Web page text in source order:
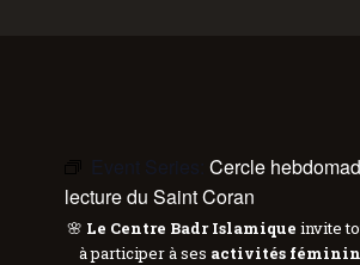
Event Series: Cercle
lecture du Saint Coran
🌸 Le Centre Badr Islamique invite
à participer à ses activités